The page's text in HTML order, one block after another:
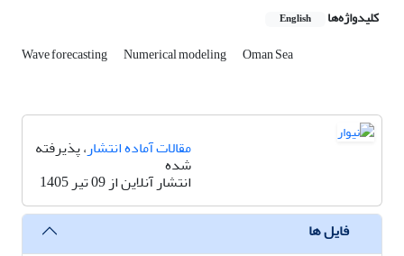
کلیدواژه‌ها English
Wave forecasting Numerical modeling Oman Sea
مقالات آماده انتشار، پذیرفته
شده
انتشار آنلاین از 09 تیر 1405
فایل ها